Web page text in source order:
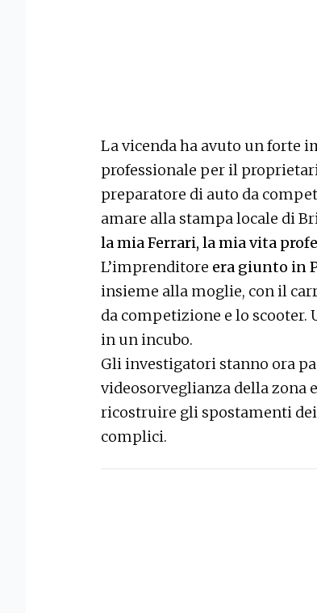
La vicenda ha avuto un forte
professionale per il
preparatore di auto da
amare alla stampa locale di
la mia Ferrari, la mia vita
L’imprenditore era giunto in
insieme alla moglie, con il
da competizione e lo scooter.
in un incubo.
Gli investigatori stanno ora
videosorveglianza della zona
ricostruire gli spostamenti
complici.